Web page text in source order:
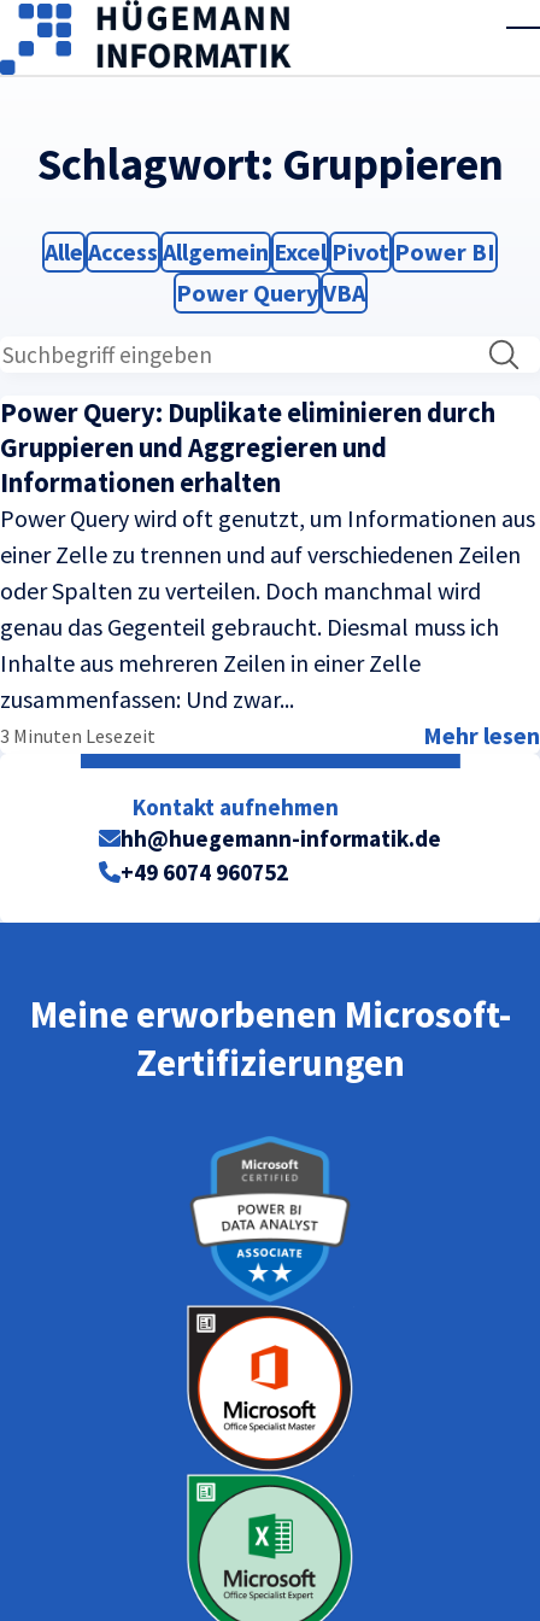
Skip to main content
Schlagwort: Gruppieren
Filter
Alle Filter
Access Filter
Allgemein Filter
Excel Filter
Pivot Filter
Power BI
Filter
Power QueryFilter
VBA
Power Query: Duplikate eliminieren durch
Gruppieren und Aggregieren und
Informationen erhalten
Power Query wird oft genutzt, um Informationen aus
einer Zelle zu trennen und auf verschiedenen Zeilen
oder Spalten zu verteilen. Doch manchmal wird
genau das Gegenteil gebraucht. Diesmal muss ich
Inhalte aus mehreren Zeilen in einer Zelle
zusammenfassen: Und zwar...
3 Minuten Lesezeit Mehr lesen
Kontakt aufnehmen
hh@huegemann-informatik.de
+49 6074 960752
Meine erworbenen Microsoft-
Zertifizierungen